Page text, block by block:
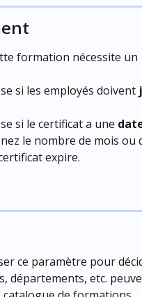
formation nécessite un
si les employés doivent
si le certificat a une
le nombre de mois ou
expire.
ce paramètre pour
départements, etc.